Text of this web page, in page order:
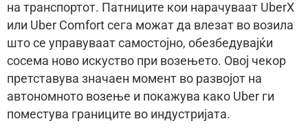
на транспортот. Патниците кои нарачуваат UberX
или Uber Comfort сега можат да влезат во возила
што се управуваат самостојно, обезбедувајќи
сосема ново искуство при возењето. Овој чекор
претставува значаен момент во развојот на
автономното возење и покажува како Uber ги
поместува границите во индустријата.